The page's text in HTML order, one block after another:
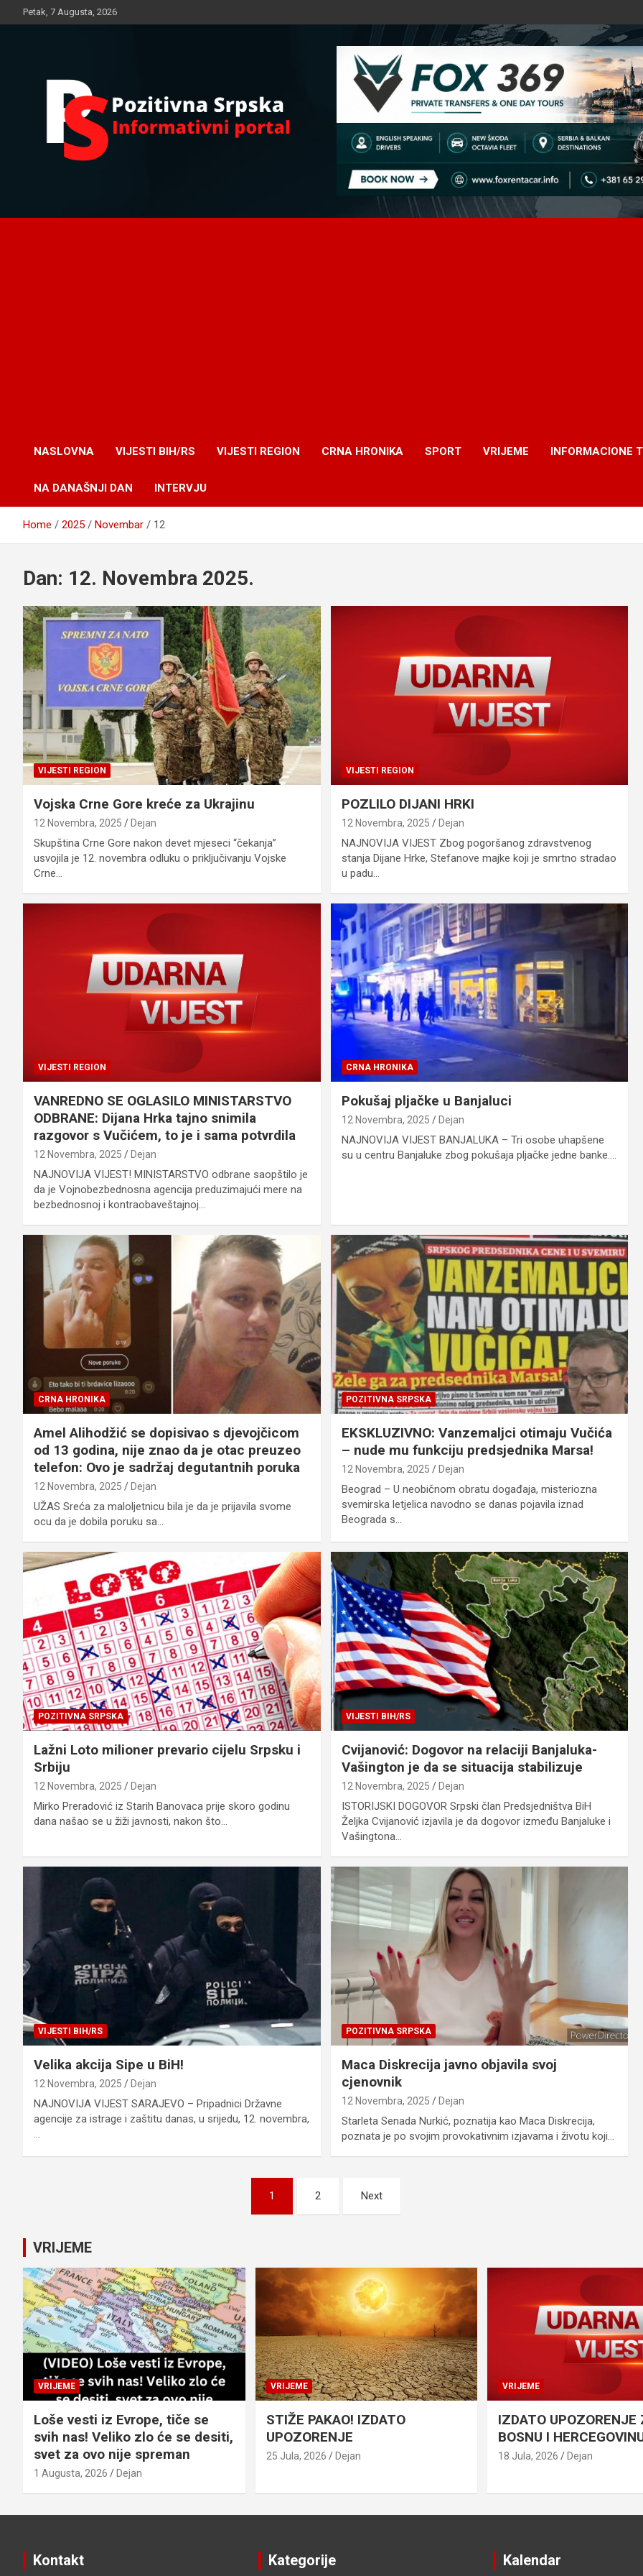
to
Petak, 7 Augusta, 2026
NASLOVNA VIJESTI BIH/RS VIJESTI REGION CRNA HRONIKA SPORT VRIJEME INFORMACIONE
NA DANAŠNJI DAN INTERVJU
Home 2025 Novembar 12
Dan: 12. Novembra 2025.
VIJESTI REGION
Vojska Crne Gore kreće za Ukrajinu
12 Novembra, 2025 Dejan
Skupština Crne Gore nakon devet mjeseci “čekanja”
usvojila je 12. novembra odluku o priključivanju Vojske
Crne…
VIJESTI REGION
POZLILO DIJANI HRKI
12 Novembra, 2025 Dejan
NAJNOVIJA VIJEST Zbog pogoršanog zdravstvenog
stanja Dijane Hrke, Stefanove majke koji je smrtno stradao
u padu…
VIJESTI REGION
VANREDNO SE OGLASILO MINISTARSTVO
ODBRANE: Dijana Hrka tajno snimila
razgovor s Vučićem, to je i sama potvrdila
12 Novembra, 2025 Dejan
NAJNOVIJA VIJEST! MINISTARSTVO odbrane saopštilo je
da je Vojnobezbednosna agencija preduzimajući mere na
bezbednosnoj i kontraobaveštajnoj…
CRNA HRONIKA
Pokušaj pljačke u Banjaluci
12 Novembra, 2025 Dejan
NAJNOVIJA VIJEST BANJALUKA – Tri osobe uhapšene
su u centru Banjaluke zbog pokušaja pljačke jedne banke.…
CRNA HRONIKA
Amel Alihodžić se dopisivao s djevojčicom
od 13 godina, nije znao da je otac preuzeo
telefon: Ovo je sadržaj degutantnih poruka
12 Novembra, 2025 Dejan
UŽAS Sreća za maloljetnicu bila je da je prijavila svome
ocu da je dobila poruku sa…
POZITIVNA SRPSKA
EKSKLUZIVNO: Vanzemaljci otimaju Vučića
– nude mu funkciju predsjednika Marsa!
12 Novembra, 2025 Dejan
Beograd – U neobičnom obratu događaja, misteriozna
svemirska letjelica navodno se danas pojavila iznad
Beograda s…
POZITIVNA SRPSKA
Lažni Loto milioner prevario cijelu Srpsku i
Srbiju
12 Novembra, 2025 Dejan
Mirko Preradović iz Starih Banovaca prije skoro godinu
dana našao se u žiži javnosti, nakon što…
VIJESTI BIH/RS
Cvijanović: Dogovor na relaciji Banjaluka-
Vašington je da se situacija stabilizuje
12 Novembra, 2025 Dejan
ISTORIJSKI DOGOVOR Srpski član Predsjedništva BiH
Željka Cvijanović izjavila je da dogovor između Banjaluke i
Vašingtona…
VIJESTI BIH/RS
Velika akcija Sipe u BiH!
12 Novembra, 2025 Dejan
NAJNOVIJA VIJEST SARAJEVO – Pripadnici Državne
agencije za istrage i zaštitu danas, u srijedu, 12. novembra,
…
POZITIVNA SRPSKA
Maca Diskrecija javno objavila svoj
cjenovnik
12 Novembra, 2025 Dejan
Starleta Senada Nurkić, poznatija kao Maca Diskrecija,
poznata je po svojim provokativnim izjavama i životu koji…
1 2 Next
VRIJEME
VRIJEME
Loše vesti iz Evrope, tiče se
svih nas! Veliko zlo će se desiti,
svet za ovo nije spreman
1 Augusta, 2026 Dejan
VRIJEME
STIŽE PAKAO! IZDATO
UPOZORENJE
25 Jula, 2026 Dejan
VRIJEME
IZDATO UPOZORENJE
BOSNU I
18 Jula, 2026 Dejan
Kontakt Kategorije Kalendar